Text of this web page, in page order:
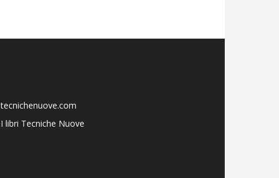
tecnichenuove.com
I libri Tecniche Nuove